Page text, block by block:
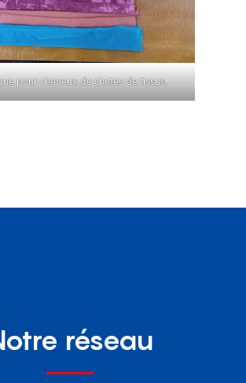
pour cheveux de chutes de tissus.
réseau